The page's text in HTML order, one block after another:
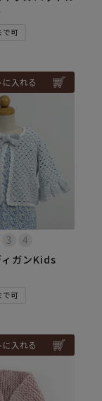
で可
に入れる
ィガンKids
で可
に入れる